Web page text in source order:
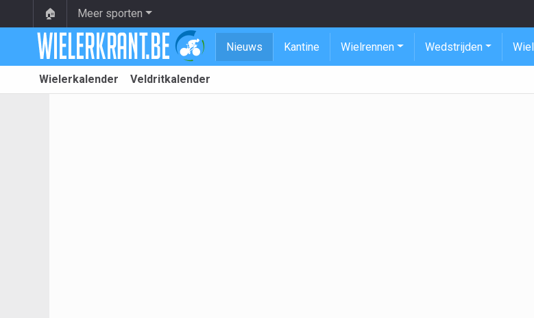
🏠 Meer sporten
Nieuws Kantine Wielrennen Wedstrijden
Wielerkalender Veldritkalender